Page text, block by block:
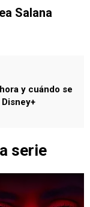
Salana
y cuándo se
serie